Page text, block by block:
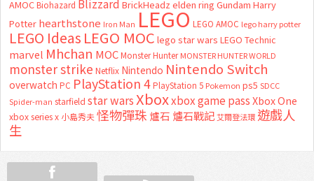
AMOC Biohazard Blizzard BrickHeadz elden ring Gundam Harry
Potter hearthstone Iron Man LEGO LEGO AMOC lego harry potter
LEGO Ideas LEGO MOC lego star wars LEGO Technic
marvel Mhchan MOC Monster Hunter MONSTER HUNTER WORLD
monster strike Netflix Nintendo Nintendo Switch
overwatch PC PlayStation 4 PlayStation 5 Pokemon ps5 SDCC
Spider-man starfield star warsXboxxbox game passXbox One
xbox series x 小島秀夫怪物彈珠 爐石 爐石戰記艾爾登法環 遊戲人
生